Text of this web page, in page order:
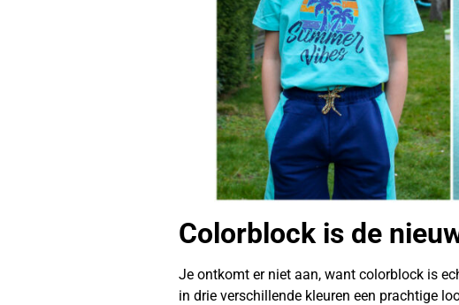
Colorblock is de
Je ontkomt er niet aan, want colorblock is
in drie verschillende kleuren een prachtige